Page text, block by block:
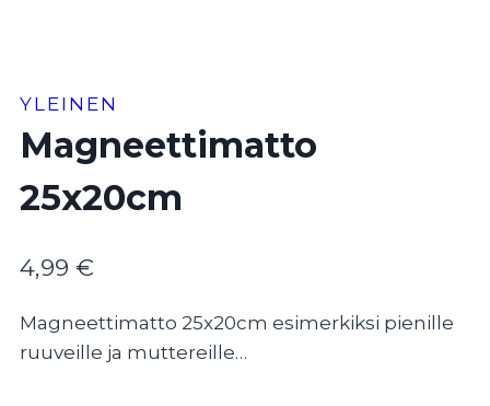
YLEINEN
Magneettimatto
25x20cm
4,99 €
Magneettimatto 25x20cm esimerkiksi pienille
ruuveille ja muttereille…